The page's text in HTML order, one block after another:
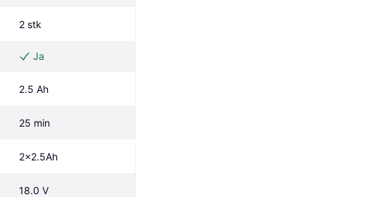
2 stk
Ja
2.5 Ah
25 min
2x2.5Ah
18.0 V